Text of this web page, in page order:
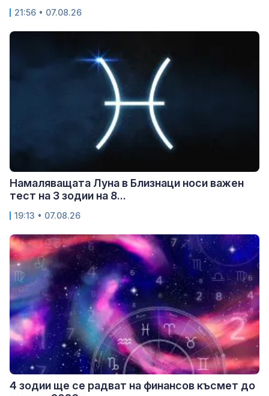
21:56 • 07.08.26
Намаляващата Луна в Близнаци носи важен
тест на 3 зодии на 8...
19:13 • 07.08.26
4 зодии ще се радват на финансов късмет до